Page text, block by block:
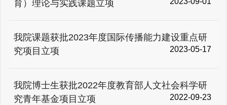
育）理论与实践课题立项
我院课题获批2023年度国际传播能力建设重点研
究项目立项
2023-05-17
我院博士生获批2022年度教育部人文社会科学研
究青年基金项目立项
2022-09-23